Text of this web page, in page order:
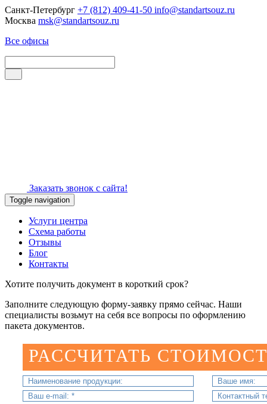
Санкт-Петербург +7 (812) 409-41-50 info@standartsouz.ru
Москва msk@standartsouz.ru
Все офисы
Заказать звонок с сайта!
Toggle navigation
Услуги центра
Схема работы
Отзывы
Блог
Контакты
Хотите получить документ в короткий срок?
Заполните следующую форму-заявку прямо сейчас. Наши
специалисты возьмут на себя все вопросы по оформлению
пакета документов.
РАССЧИТАТЬ